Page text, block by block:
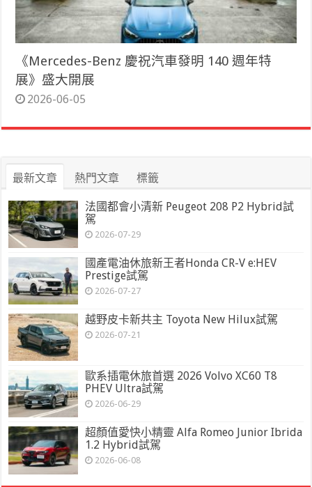
《Mercedes-Benz 慶祝汽車發明 140 週年特
展》盛大開展
2026-06-05
最新文章 熱門文章 標籤
法國都會小清新 Peugeot 208 P2 Hybrid試
駕
2026-07-29
國產電油休旅新王者Honda CR-V e:HEV
Prestige試駕
2026-07-27
越野皮卡新共主 Toyota New Hilux試駕
2026-07-21
歐系插電休旅首選 2026 Volvo XC60 T8
PHEV Ultra試駕
2026-06-29
超顏值愛快小精靈 Alfa Romeo Junior Ibrida
1.2 Hybrid試駕
2026-06-08